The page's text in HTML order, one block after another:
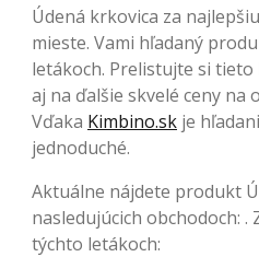
Údená krkovica za
mieste. Vami hľadaný
letákoch. Prelistujte si
aj na ďalšie skvelé ceny na
Vďaka Kimbino.sk je
jednoduché.
Aktuálne nájdete produkt
nasledujúcich obchodoch:
týchto letákoch: